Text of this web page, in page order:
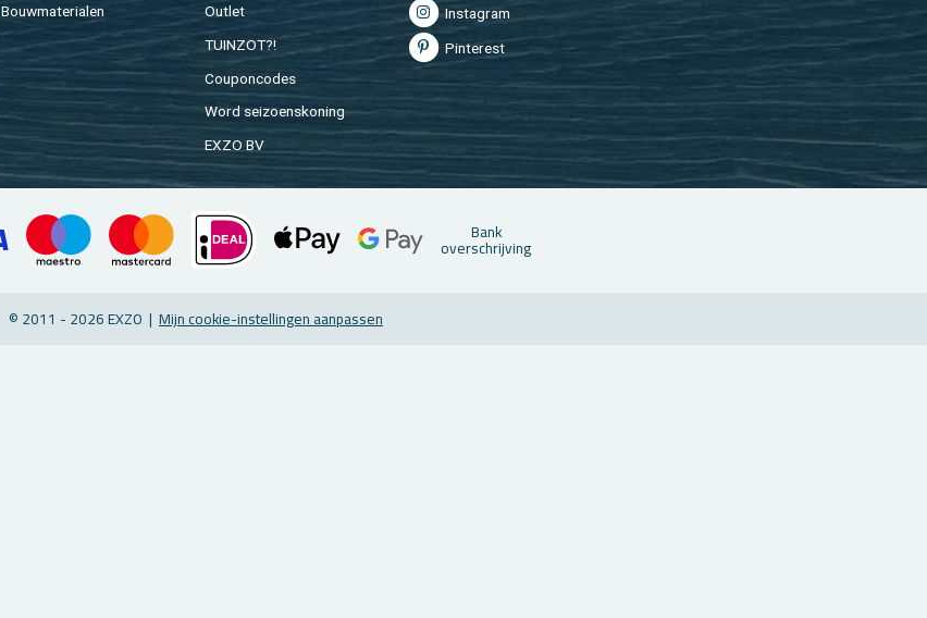
Bouw­ma­te­ri­a­len
Out­let
TUIN­ZOT?!
Cou­pon­co­des
Word sei­zoens­ko­ning
EXZO BV
In­st­agram
Pin­te­rest
Bank
over­schrij­ving
© 2011 - 2026 EXZO | Mijn coo­kie-in­stel­lin­gen aan­pas­sen